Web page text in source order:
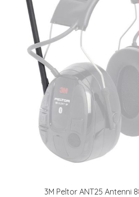
3M Peltor ANT25 Antenni